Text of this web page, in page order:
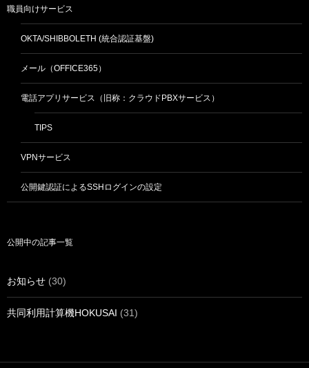
職員向けサービス
OKTA/SHIBBOLETH (統合認証基盤)
メール（OFFICE365）
電話アプリサービス（旧称：クラウドPBXサービス）
TIPS
VPNサービス
公開鍵認証によるSSHログインの設定
公開中の記事一覧
お知らせ (30)
共同利用計算機HOKUSAI (31)